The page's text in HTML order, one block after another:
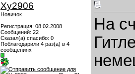
Xy2906
Новичок
Регистрация: 08.02.2008
Сообщений: 22
Сказал(а) спасибо: 0
Поблагодарили 4 раз(а) в 4
сообщениях
На